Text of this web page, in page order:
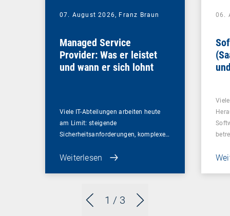
1 / 3
07. August 2026, Franz Braun
Managed Service
Provider: Was er leistet
und wann er sich lohnt
Viele IT-Abteilungen arbeiten heute
am Limit: steigende
Sicherheitsanforderungen, komplexe…
Weiterlesen
06.